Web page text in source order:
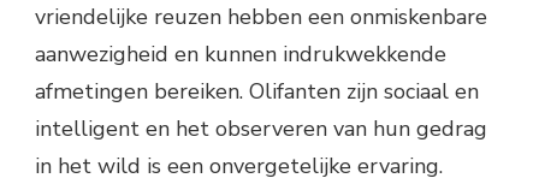
vriendelijke reuzen hebben een onmiskenbare
aanwezigheid en kunnen indrukwekkende
afmetingen bereiken. Olifanten zijn sociaal en
intelligent en het observeren van hun gedrag
in het wild is een onvergetelijke ervaring.